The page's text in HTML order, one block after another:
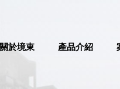
關於境東 產品介紹